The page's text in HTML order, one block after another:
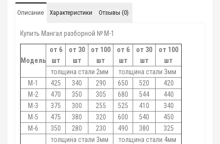
Описание Характеристики Отзывы (0)
Купить Мангал разборной № М-1
Модель
от 6
шт
от 30
шт
от 100
шт
от 6
шт
от 30
шт
от 100
шт
толщина стали 2мм
толщина стали 3мм
М-1
425 340 290 650 520
420
М-2
470 350 305 680 544
440
М-3
375 300 255 525 410
340
М-5
475 380 320 600 540
450
М-6
350 280 230 490 380
325
толщина стали 3мм
толщина стали 4мм